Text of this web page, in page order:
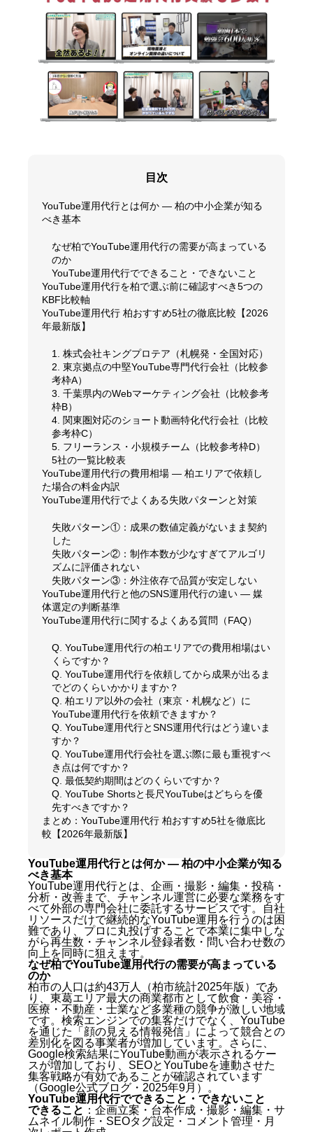
目次
YouTube運用代行とは何か — 柏の中小企業が知る
べき基本
なぜ柏でYouTube運用代行の需要が高まっている
のか
YouTube運用代行でできること・できないこと
YouTube運用代行を柏で選ぶ前に確認すべき5つの
KBF比較軸
YouTube運用代行 柏おすすめ5社の徹底比較【2026
年最新版】
1. 株式会社キングプロテア（札幌発・全国対応）
2. 東京拠点の中堅YouTube専門代行会社（比較参
考枠A）
3. 千葉県内のWebマーケティング会社（比較参考
枠B）
4. 関東圏対応のショート動画特化代行会社（比較
参考枠C）
5. フリーランス・小規模チーム（比較参考枠D）
5社の一覧比較表
YouTube運用代行の費用相場 — 柏エリアで依頼し
た場合の料金内訳
YouTube運用代行でよくある失敗パターンと対策
失敗パターン①：成果の数値定義がないまま契約
した
失敗パターン②：制作本数が少なすぎてアルゴリ
ズムに評価されない
失敗パターン③：外注依存で品質が安定しない
YouTube運用代行と他のSNS運用代行の違い — 媒
体選定の判断基準
YouTube運用代行に関するよくある質問（FAQ）
Q. YouTube運用代行の柏エリアでの費用相場はい
くらですか？
Q. YouTube運用代行を依頼してから成果が出るま
でどのくらいかかりますか？
Q. 柏エリア以外の会社（東京・札幌など）に
YouTube運用代行を依頼できますか？
Q. YouTube運用代行とSNS運用代行はどう違いま
すか？
Q. YouTube運用代行会社を選ぶ際に最も重視すべ
き点は何ですか？
Q. 最低契約期間はどのくらいですか？
Q. YouTube Shortsと長尺YouTubeはどちらを優
先すべきですか？
まとめ：YouTube運用代行 柏おすすめ5社を徹底比
較【2026年最新版】
YouTube運用代行とは何か — 柏の中小企業が知る
べき基本
YouTube運用代行とは、企画・撮影・編集・投稿・
分析・改善まで、チャンネル運営に必要な業務をす
べて外部の専門会社に委託するサービスです。自社
リソースだけで継続的なYouTube運用を行うのは困
難であり、プロに丸投げすることで本業に集中しな
がら再生数・チャンネル登録者数・問い合わせ数の
向上を同時に狙えます。
なぜ柏でYouTube運用代行の需要が高まっている
のか
柏市の人口は約43万人（柏市統計2025年版）であ
り、東葛エリア最大の商業都市として飲食・美容・
医療・不動産・士業など多業種の競争が激しい地域
です。検索エンジンでの集客だけでなく、YouTube
を通じた「顔の見える情報発信」によって競合との
差別化を図る事業者が増加しています。さらに、
Google検索結果にYouTube動画が表示されるケー
スが増加しており、SEOとYouTubeを連動させた
集客戦略が有効であることが確認されています
（Google公式ブログ・2025年9月）。
YouTube運用代行でできること・できないこと
できること ：企画立案・台本作成・撮影・編集・サ
ムネイル制作・SEOタグ設定・コメント管理・月